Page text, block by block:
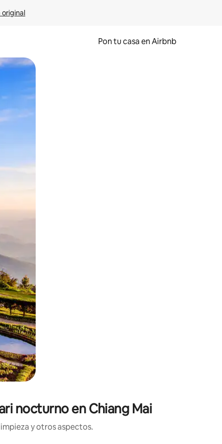
original
Pon tu casa en Airbnb
desliza el dedo.
nocturno en Chiang Mai
y otros aspectos.